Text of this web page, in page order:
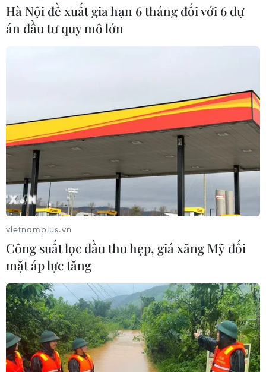
Hà Nội đề xuất gia hạn 6 tháng đối với 6 dự
án đầu tư quy mô lớn
vietnamplus.vn
Công suất lọc dầu thu hẹp, giá xăng Mỹ đối
mặt áp lực tăng